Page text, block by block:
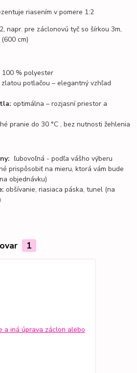
riasením v pomere 1:2
napr. pre záclonovú tyč so šírkou 3m,
cm)
% polyester
zlatou potlačou – elegantný vzhľad
optimálna – rozjasní priestor a
pranie do30 °C , bez nutnosti žehlenia
ľubovoľná - podľa vášho výberu
prispôsobiť na mieru, ktorá vám bude
objednávku)
obšívanie, riasiaca páska, tunel (na
1